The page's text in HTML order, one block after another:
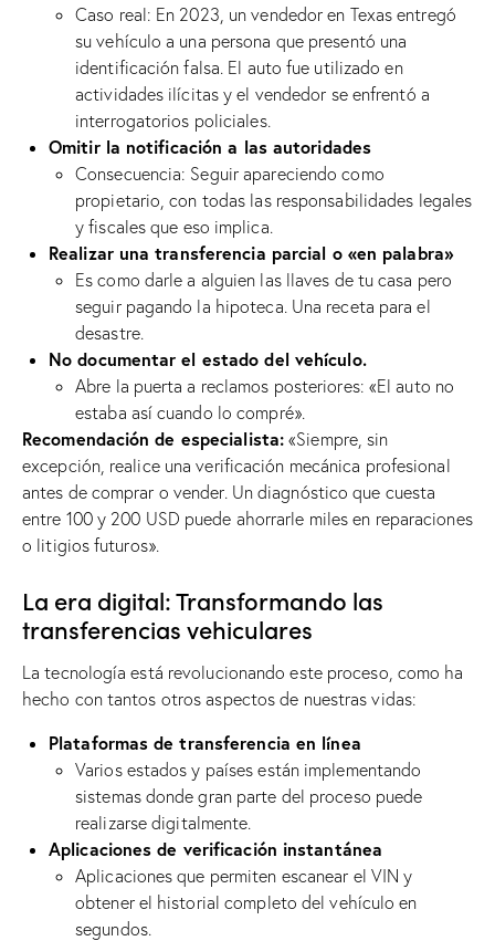
Caso real: En 2023, un vendedor en Texas entregó
su vehículo a una persona que presentó una
identificación falsa. El auto fue utilizado en
actividades ilícitas y el vendedor se enfrentó a
interrogatorios policiales.
Omitir la notificación a las autoridades
Consecuencia: Seguir apareciendo como
propietario, con todas las responsabilidades legales
y fiscales que eso implica.
Realizar una transferencia parcial o «en palabra»
Es como darle a alguien las llaves de tu casa pero
seguir pagando la hipoteca. Una receta para el
desastre.
No documentar el estado del vehículo.
Abre la puerta a reclamos posteriores: «El auto no
estaba así cuando lo compré».
Recomendación de especialista: «Siempre, sin
excepción, realice una verificación mecánica profesional
antes de comprar o vender. Un diagnóstico que cuesta
entre 100 y 200 USD puede ahorrarle miles en reparaciones
o litigios futuros».
La era digital: Transformando las
transferencias vehiculares
La tecnología está revolucionando este proceso, como ha
hecho con tantos otros aspectos de nuestras vidas:
Plataformas de transferencia en línea
Varios estados y países están implementando
sistemas donde gran parte del proceso puede
realizarse digitalmente.
Aplicaciones de verificación instantánea
Aplicaciones que permiten escanear el VIN y
obtener el historial completo del vehículo en
segundos.